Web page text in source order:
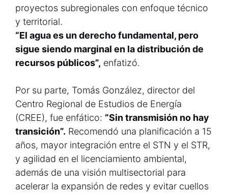
proyectos subregionales con enfoque técnico
y territorial.
“El agua es un derecho fundamental, pero
sigue siendo marginal en la distribución de
recursos públicos”, enfatizó.
Por su parte, Tomás González, director del
Centro Regional de Estudios de Energía
(CREE), fue enfático: “Sin transmisión no hay
transición”. Recomendó una planificación a 15
años, mayor integración entre el STN y el STR,
y agilidad en el licenciamiento ambiental,
además de una visión multisectorial para
acelerar la expansión de redes y evitar cuellos